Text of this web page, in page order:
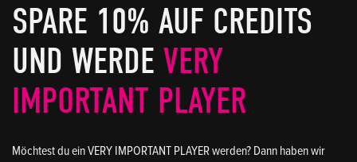
SPARE 10% AUF CREDITS
UND WERDE VERY
IMPORTANT PLAYER
Möchtest du ein VERY IMPORTANT PLAYER werden? Dann haben wir